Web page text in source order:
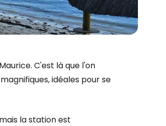
C'est là que l'on
idéales pour se
la station est